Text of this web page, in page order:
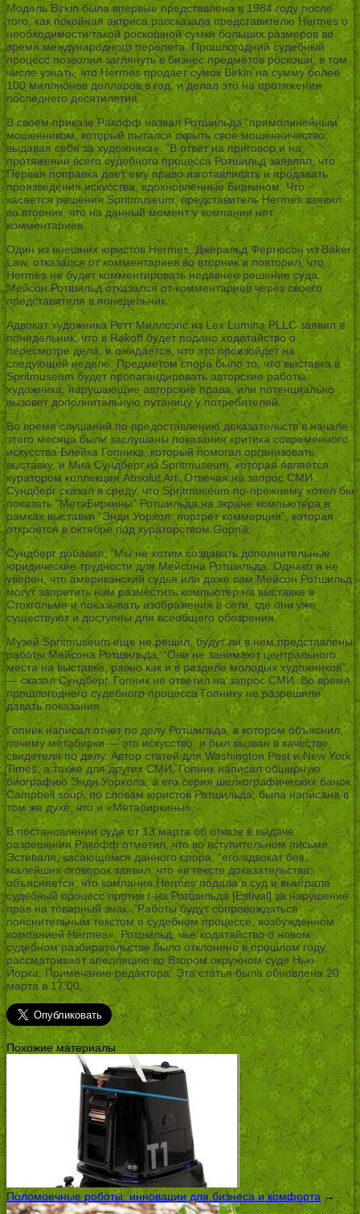
Модель Birkin была впервые представлена в 1984 году после
того, как покойная актриса рассказала представителю Hermes о
необходимости такой роскошной сумки больших размеров во
время международного перелета. Прошлогодний судебный
процесс позволил заглянуть в бизнес предметов роскоши, в том
числе узнать, что Hermes продает сумок Birkin на сумму более
100 миллионов долларов в год, и делал это на протяжении
последнего десятилетия.
В своем приказе Ракофф назвал Ротшильда “прямолинейным
мошенником, который пытался скрыть свое мошенничество,
выдавая себя за художника». ”В ответ на приговор и на
протяжении всего судебного процесса Ротшильд заявлял, что
Первая поправка дает ему право изготавливать и продавать
произведения искусства, вдохновленные Биркином. Что
касается решения Spritmuseum, представитель Hermes заявил
во вторник, что на данный момент у компании нет
комментариев.
Один из внешних юристов Hermes, Джеральд Фергюсон из Baker
Law, отказался от комментариев во вторник и повторил, что
Hermes не будет комментировать недавнее решение суда.
Мейсон Ротшильд отказался от комментариев через своего
представителя в понедельник.
Адвокат художника Ретт Миллсэпс из Lex Lumina PLLC заявил в
понедельник, что в Rakoff будет подано ходатайство о
пересмотре дела, и ожидается, что это произойдет на
следующей неделе. Предметом спора было то, что выставка в
Spritmuseum будет пропагандировать авторские работы
художника, нарушающие авторские права, или потенциально
вызовет дополнительную путаницу у потребителей.
Во время слушаний по предоставлению доказательств в начале
этого месяца были заслушаны показания критика современного
искусства Блейка Гопника, который помогал организовать
выставку, и Миа Сундберг из Spritmuseum, которая является
куратором коллекции Absolut Art. Отвечая на запрос СМИ,
Сундберг сказал в среду, что Spritmuseum по-прежнему хотел бы
показать “МетаБиркины” Ротшильда на экране компьютера в
рамках выставки “Энди Уорхол: портрет коммерции”, которая
откроется в октябре под кураторством Gopnik.
Сундберг добавил: “Мы не хотим создавать дополнительные
юридические трудности для Мейсона Ротшильда. Однако я не
уверен, что американский судья или даже сам Мейсон Ротшильд
могут запретить нам разместить компьютер на выставке в
Стокгольме и показывать изображения в сети, где они уже
существуют и доступны для всеобщего обозрения.
Музей Spritmuseum еще не решил, будут ли в нем представлены
работы Мейсона Ротшильда. “Они не занимают центрального
места на выставке, равно как и в разделе молодых художников”,
— сказал Сундберг. Гопник не ответил на запрос СМИ. Во время
прошлогоднего судебного процесса Гопнику не разрешили
давать показания.
Гопник написал отчет по делу Ротшильда, в котором объяснил,
почему метабирки — это искусство, и был вызван в качестве
свидетеля по делу. Автор статей для Washington Post и New York
Times, а также для других СМИ, Гопник написал обширную
биографию Энди Уорхола, а его серия шелкографических банок
Campbell soup, по словам юристов Ротшильда, была написана в
том же духе, что и «Метабиркины».
В постановлении суда от 13 марта об отказе в выдаче
разрешения Ракофф отметил, что во вступительном письме
Эстиваля, касающемся данного спора, “его адвокат без
малейших оговорок заявил, что «в тексте доказательства..
объясняется, что компания Hermes подала в суд и выиграла
судебный процесс против г-на Ротшильда [Estival] за нарушение
прав на товарный знак. ”Работы будут сопровождаться
пояснительным текстом о судебном процессе, возбужденном
компанией Hermes». Ротшильд, чье ходатайство о новом
судебном разбирательстве было отклонено в прошлом году,
рассматривает апелляцию во Втором окружном суде Нью-
Йорка. Примечание редактора: Эта статья была обновлена 20
марта в 17:00.
Похожие материалы
Поломоечные роботы: инновации для бизнеса и комфорта →